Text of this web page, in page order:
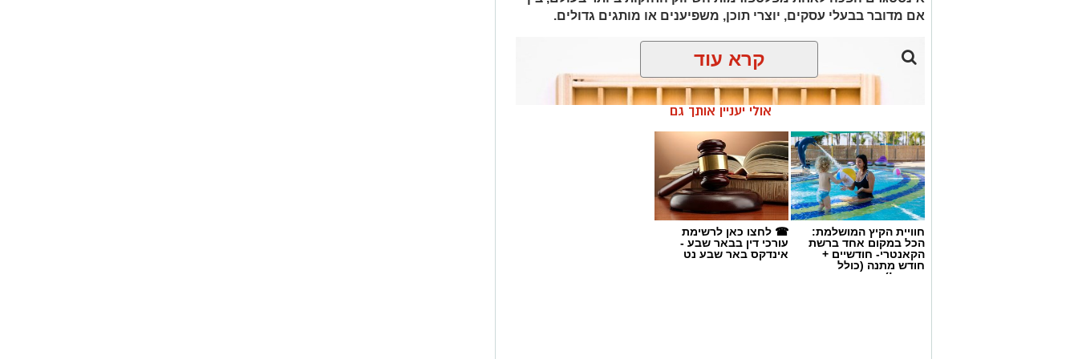
אם מדובר בבעלי עסקים, יוצרי תוכן, משפיענים או מותגים גדולים.
קרא עוד
אולי יעניין אותך גם
חוויית הקיץ המושלמת:
הכל במקום אחד ברשת
הקאנטרי- חודשיים +
חודש מתנה (כולל
החגים!)
☎ לחצו כאן לרשימת
עורכי דין בבאר שבע -
אינדקס באר שבע נט